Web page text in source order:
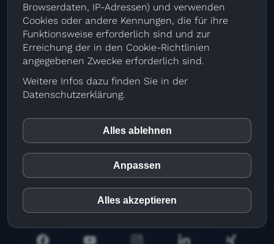
Greiner coaching & media GmbH
Stadlberg 1 | 94344 Wiesenfelden
Telefon09966-3769995
info@video4net.de
Büro München
Am Forst 2 | 82166 Gräfelfing / München
Telefon 089-65102150
info@video4net.de
© 2026 Greiner coaching & media GmbH |
Browserdaten, IP-Adressen) und verwenden
Cookies oder andere Kennungen, die für ihre
Funktionsweise erforderlich sind und zur
Erreichung der in den Cookie-Richtlinien
angegebenen Zwecke erforderlich sind.
Weitere Infos dazu finden Sie in der
Datenschutzerklärung.
Matomo (Piwik)
Alles ablehnen
Anpassen
Alles akzeptieren